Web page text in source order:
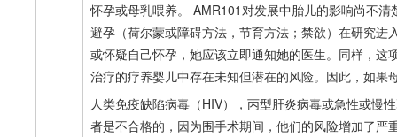
怀孕或母乳喂养。 AMR101对发展中胎儿的影响尚不
避孕（荷尔蒙或障碍方法，节育方法；禁欲）在研究
或怀疑自己怀孕，她应该立即通知她的医生。同样，
治疗的疗养婴儿中存在未知但潜在的风险。因此，如果
人类免疫缺陷病毒（HIV），丙型肝炎病毒或急性或慢
者是不合格的，因为围手术期间，他们的风险增加了